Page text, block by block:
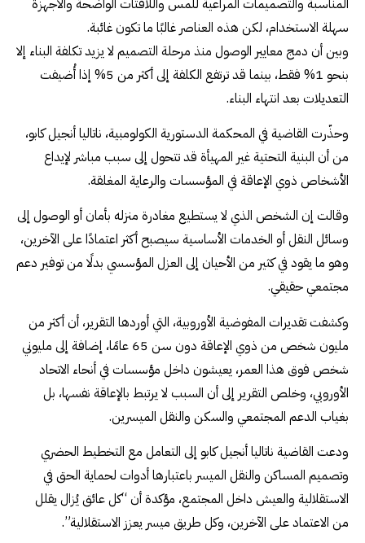
سهلة الاستخدام، لكن هذه العناصر غالبًا ما تكون غائبة.
وبين أن دمج معايير الوصول منذ مرحلة التصميم لا يزيد تكلفة البناء إلا
بنحو 1% فقط، بينما قد ترتفع الكلفة إلى أكثر من 5% إذا أُضيفت
التعديلات بعد انتهاء البناء.
وحذّرت القاضية في المحكمة الدستورية الكولومبية، ناتاليا أنجيل كابو،
من أن البنية التحتية غير المهيأة قد تتحول إلى سبب مباشر لإيداع
الأشخاص ذوي الإعاقة في المؤسسات والرعاية المغلقة.
وقالت إن الشخص الذي لا يستطيع مغادرة منزله بأمان أو الوصول إلى
وسائل النقل أو الخدمات الأساسية سيصبح أكثر اعتمادًا على الآخرين،
وهو ما يقود في كثير من الأحيان إلى العزل المؤسسي بدلًا من توفير دعم
مجتمعي حقيقي.
وكشفت تقديرات المفوضية الأوروبية، التي أوردها التقرير، أن أكثر من
مليون شخص من ذوي الإعاقة دون سن 65 عامًا، إضافة إلى مليوني
شخص فوق هذا العمر، يعيشون داخل مؤسسات في أنحاء الاتحاد
الأوروبي، وخلص التقرير إلى أن السبب لا يرتبط بالإعاقة نفسها، بل
بغياب الدعم المجتمعي والسكن والنقل الميسرين.
ودعت القاضية ناتاليا أنجيل كابو إلى التعامل مع التخطيط الحضري
وتصميم المساكن والنقل الميسر باعتبارها أدوات لحماية الحق في
الاستقلالية والعيش داخل المجتمع، مؤكدة أن “كل عائق يُزال يقلل
من الاعتماد على الآخرين، وكل طريق ميسر يعزز الاستقلالية”.